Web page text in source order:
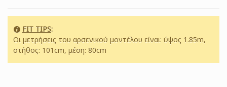
FIT TIPS:
Οι μετρήσεις του αρσενικού μοντέλου είναι: ύψος 1.85m,
στήθος: 101cm, μέση: 80cm